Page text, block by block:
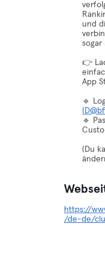
und
sogar
👉
App
🔹
🔹
(Du
https://
/de-de/